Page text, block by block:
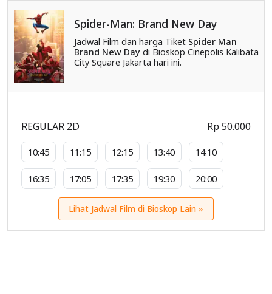
Spider-Man: Brand New Day
Jadwal Film dan harga Tiket Spider Man
Brand New Daydi Bioskop Cinepolis Kalibata
City Square Jakarta hari ini.
REGULAR 2D
10:45 11:15 12:15 13:40 14:10
16:35 17:05 17:35 19:30 20:00
Rp 50.000
Lihat Jadwal Film di Bioskop Lain »